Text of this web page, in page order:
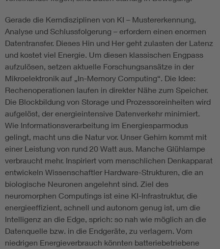
Gerade die Kerndisziplinen von KI – Mustererkennung,
Analyse und Schlussfolgerung – erfordern einen enormen
Datentransfer. Dieses Hin und Her geht zulasten der Latenz
und kostet viel Energie. Um diesen klassischen Engpass
aufzulösen, setzen aktuelle Forschungsansätze in der
Mikroelektronik auf „In-Memory Computing“. Die Idee:
Rechenoperationen laufen in direkter Nähe zum Speicher.
Die Blockbildung von Storage und Prozessoreinheiten wird
aufgelöst, der energieintensive Datenverkehr minimiert.
Wie Informationsverarbeitung im Energiesparmodus
gelingt, macht uns die Natur vor. Unser Gehirn kommt mit
einer Leistung von rund 20 Watt aus. Manche Glühlampe
verbraucht mehr. Inspiriert vom menschlichen Denkapparat
entwickeln Wissenschaftler Hardware-Strukturen, die an
biologische Neuronen angelehnt sind. Ziel des
neuromorphen Computings ist eine KI-Infrastruktur, die
energieeffizient, schnell und autonom genug ist, um die
Intelligenz an die Edge, sprich: so nah wie möglich an die
Datenquelle bzw. in die Endgeräte, zu verlagern. Vom
niedrigen Energieverbrauch könnten batteriebetriebene